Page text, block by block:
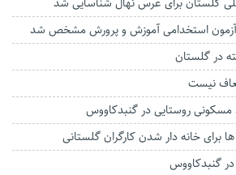
آزمون استخدامی آموزش و پرورش مشخص شد
در گلستان
نیست
برای خانه دار شدن کارگران گلستانی
در گنبدکاووس